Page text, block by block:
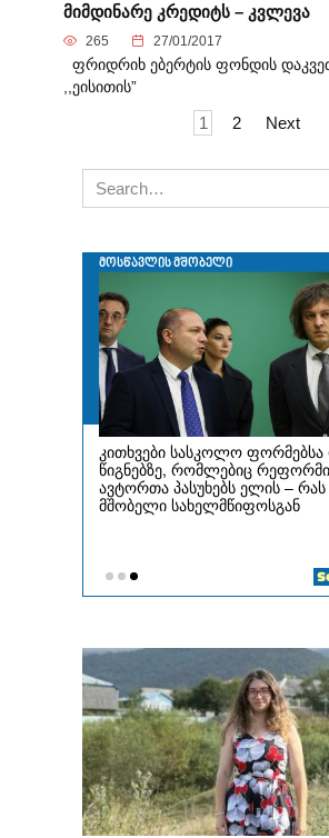
მიმდინარე კრედიტს – კვლევა
265 27/01/2017
ფრიდრიხ ებერტის ფონდის
,,ეისითის”
1 2 Next
Search
for: